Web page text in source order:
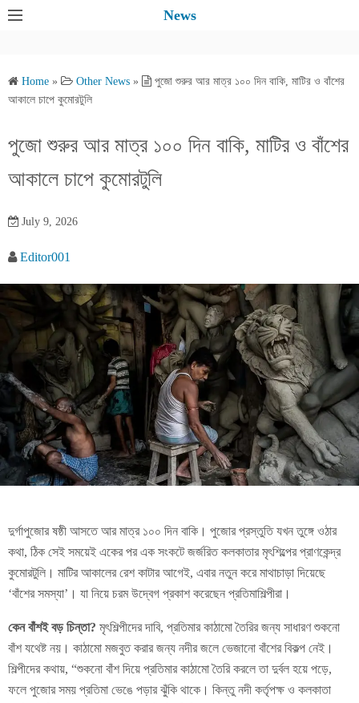
News
Home » Other News »
পুজো শুরুর আর মাত্র ১০০ দিন বাকি, মাটির ও বাঁশের
আকালে চাপে কুমোরটুলি
পুজো শুরুর আর মাত্র ১০০ দিন বাকি, মাটির ও বাঁশের
আকালে চাপে কুমোরটুলি
July 9, 2026
Editor001
দুর্গাপুজোর ষষ্ঠী আসতে আর মাত্র ১০০ দিন বাকি। পুজোর প্রস্তুতি যখন তুঙ্গে ওঠার
কথা, ঠিক সেই সময়েই একের পর এক সংকটে জর্জরিত কলকাতার মৃৎশিল্পের প্রাণকেন্দ্র
কুমোরটুলি। মাটির আকালের রেশ কাটার আগেই, এবার নতুন করে মাথাচাড়া দিয়েছে
‘বাঁশের সমস্যা’। যা নিয়ে চরম উদ্বেগ প্রকাশ করেছেন প্রতিমাশিল্পীরা।
কেন বাঁশই বড় চিন্তা? মৃৎশিল্পীদের দাবি, প্রতিমার কাঠামো তৈরির জন্য সাধারণ শুকনো
বাঁশ যথেষ্ট নয়। কাঠামো মজবুত করার জন্য নদীর জলে ভেজানো বাঁশের বিকল্প নেই।
শিল্পীদের কথায়, “শুকনো বাঁশ দিয়ে প্রতিমার কাঠামো তৈরি করলে তা দুর্বল হয়ে পড়ে,
ফলে পুজোর সময় প্রতিমা ভেঙে পড়ার ঝুঁকি থাকে। কিন্তু নদী কর্তৃপক্ষ ও কলকাতা